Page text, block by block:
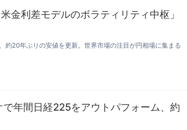
利差モデルのボラティリティ中枢」
20年ぶりの安値を更新。世界市場の注目が円相場に集まる
年間日経225をアウトパフォーム、約